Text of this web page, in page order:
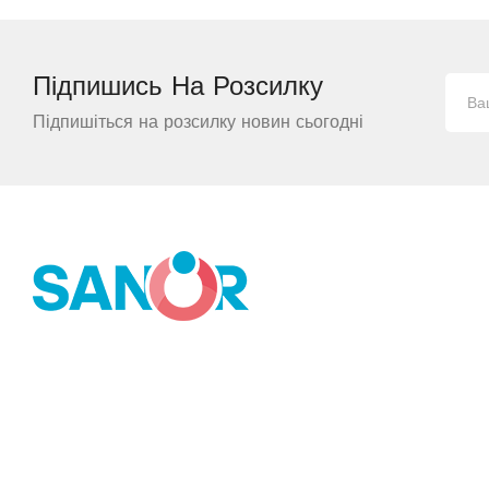
Підпишись На Розсилку
Підпишіться на розсилку новин сьогодні